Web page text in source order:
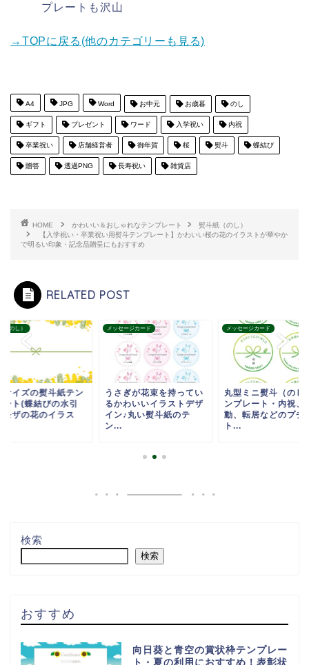
プレートも沢山
→TOPに戻る(他のカテゴリーも見る)
A4 JPG Word お中元 お歳暮 のし
ギフト プレゼント ワード 入学祝い 内祝
卒業祝い 店舗経営者 御年賀 桜 熨斗 蝶結び
贈答 透過PNG 長寿祝い 雑貨店
HOME かわいい＆おしゃれなテンプレート
熨斗紙（のし）
【入学祝い・卒業祝い用熨斗テンプレート】かわいい桜の花のイラストが華やか
で明るい印象・記念品贈呈にもおすすめ
RELATED POST
（のし）
サイズの熨斗紙テン
ート(蝶結びの水引
モザの花のイラス
メッセージカード
うさぎが花束を持ってい
るかわいいイラストデザ
イン♪丸い熨斗紙のテ
ン...
メッセージカード
丸型ミニ熨斗（のし
ンプレート・内祝、
動、転居などのプチ
ト...
検索
検索
おすすめ
向日葵と青空の賞状枠テンプレー
ト・夏の利用におすすめ！表彰状